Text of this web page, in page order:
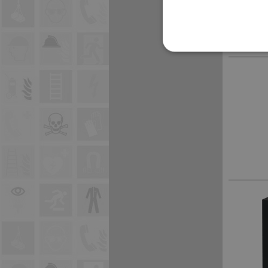
I cookie strettamente
sito web non può essere